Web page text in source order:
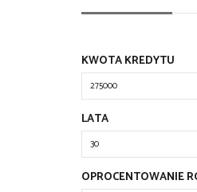
KWOTA KREDYTU
LATA
OPROCENTOWANIE